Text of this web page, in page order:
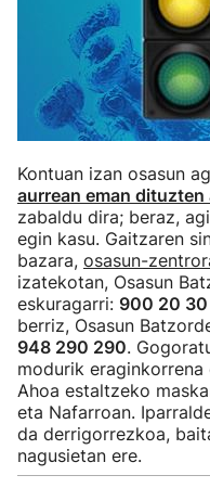
Kontuan izan osasun
aurrean eman dituzten
zabaldu dira; beraz,
egin kasu. Gaitzaren
bazara, osasun-
izatekotan, Osasun
eskuragarri: 900 20
berriz, Osasun
948 290 290.
modurik
Ahoa estaltzeko
eta Nafarroan.
da derrigorrezkoa,
nagusietan ere.